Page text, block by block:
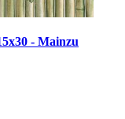
- Mainzu